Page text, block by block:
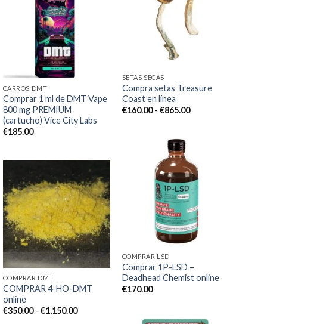
SETAS SECAS
Compra setas Treasure
Coast en línea
€160.00 - €865.00Rango
€865.00
CARROS DMT
Comprar 1 ml de DMT Vape
800 mg PREMIUM
(cartucho) Vice City Labs
€185.00
COMPRAR LSD
Comprar 1P-LSD –
Deadhead Chemist online
€170.00
Add to
wishlist
COMPRAR DMT
COMPRAR 4-HO-DMT
online
€350.00 - €1,150.00Rango